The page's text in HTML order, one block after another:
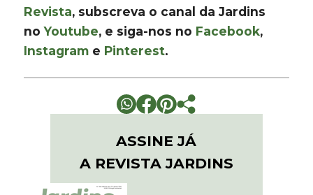
Revista, subscreva o canal da Jardins
noYoutube, e siga-nos no Facebook,
Instagram e Pinterest.
ASSINE JÁ
A REVISTA JARDINS